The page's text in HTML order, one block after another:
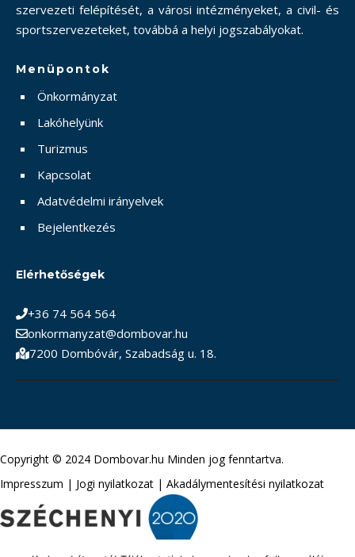
szervezeti felépítését, a városi intézményeket, a civil- és
sportszervezeteket, továbbá a helyi jogszabályokat.
Menüpontok
Önkormányzat
Lakóhelyünk
Turizmus
Kapcsolat
Adatvédelmi irányelvek
Bejelentkezés
Elérhetőségek
+36 74 564 564
onkormanyzat@dombovar.hu
7200 Dombóvár, Szabadság u. 18.
Copyright © 2024 Dombovar.hu Minden jog fenntartva.
Impresszum | Jogi nyilatkozat | Akadálymentesítési nyilatkozat